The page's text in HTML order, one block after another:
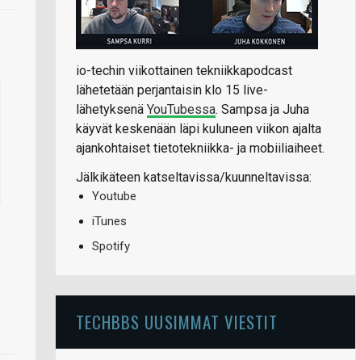
io-techin viikottainen tekniikkapodcast
lähetetään perjantaisin klo 15 live-
lähetyksenä YouTubessa. Sampsa ja Juha
käyvät keskenään läpi kuluneen viikon ajalta
ajankohtaiset tietotekniikka- ja mobiiliaiheet.
Jälkikäteen katseltavissa/kuunneltavissa:
Youtube
iTunes
Spotify
TECHBBS UUSIMMAT VIESTIT